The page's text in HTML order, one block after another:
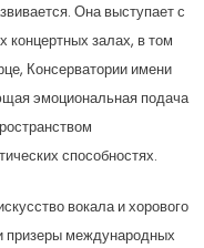
Она выступает с
залах, в том
Консерватории имени
эмоциональная подача
способностях.
вокала и хорового
призеры международных